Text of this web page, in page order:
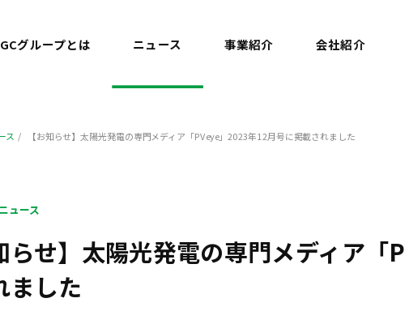
GCグループとは ニュース 事業紹介 会社紹介
アクセス 代表メッセージ GC Holdings
ス 【お知らせ】太陽光発電の専門メディア「PVeye」2023年12月号に掲載されました
ニュース
らせ】太陽光発電の専門メディア
ました